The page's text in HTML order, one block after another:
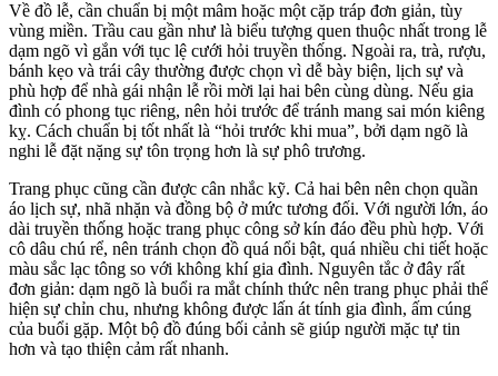
Về đồ lễ, cần chuẩn bị một mâm hoặc một cặp tráp đơn giản, tùy
vùng miền. Trầu cau gần như là biểu tượng quen thuộc nhất trong lễ
dạm ngõ vì gắn với tục lệ cưới hỏi truyền thống. Ngoài ra, trà, rượu,
bánh kẹo và trái cây thường được chọn vì dễ bày biện, lịch sự và
phù hợp để nhà gái nhận lễ rồi mời lại hai bên cùng dùng. Nếu gia
đình có phong tục riêng, nên hỏi trước để tránh mang sai món kiêng
kỵ. Cách chuẩn bị tốt nhất là “hỏi trước khi mua”, bởi dạm ngõ là
nghi lễ đặt nặng sự tôn trọng hơn là sự phô trương.
Trang phục cũng cần được cân nhắc kỹ. Cả hai bên nên chọn quần
áo lịch sự, nhã nhặn và đồng bộ ở mức tương đối. Với người lớn, áo
dài truyền thống hoặc trang phục công sở kín đáo đều phù hợp. Với
cô dâu chú rể, nên tránh chọn đồ quá nổi bật, quá nhiều chi tiết hoặc
màu sắc lạc tông so với không khí gia đình. Nguyên tắc ở đây rất
đơn giản: dạm ngõ là buổi ra mắt chính thức nên trang phục phải thể
hiện sự chỉn chu, nhưng không được lấn át tính gia đình, ấm cúng
của buổi gặp. Một bộ đồ đúng bối cảnh sẽ giúp người mặc tự tin
hơn và tạo thiện cảm rất nhanh.